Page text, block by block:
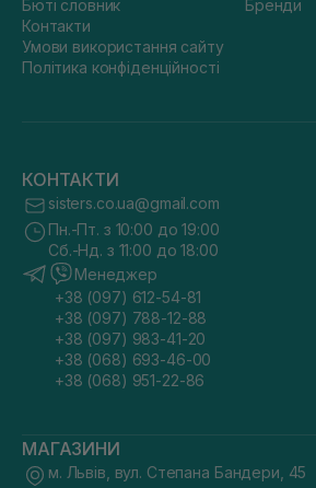
Бюті словник
Контакти
Умови використання сайту
Політика конфіденційності
Бренди
КОНТАКТИ
sisters.co.ua@gmail.com
Пн.-Пт. з 10:00 до 19:00
Сб.-Нд. з 11:00 до 18:00
Менеджер
+38 (097) 612-54-81
+38 (097) 788-12-88
+38 (097) 983-41-20
+38 (068) 693-46-00
+38 (068) 951-22-86
МАГАЗИНИ
м. Львів, вул. Степана Бандери, 45